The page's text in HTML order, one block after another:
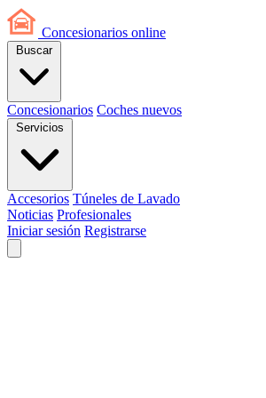
Concesionarios online
Buscar
Concesionarios Coches nuevos
Servicios
Accesorios Túneles de Lavado
Noticias Profesionales
Iniciar sesión Registrarse